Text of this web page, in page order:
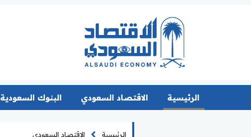
الرئيسية الاقتصاد السعودي البنوك السعودية
الرئيسية الاقتصاد السعودي